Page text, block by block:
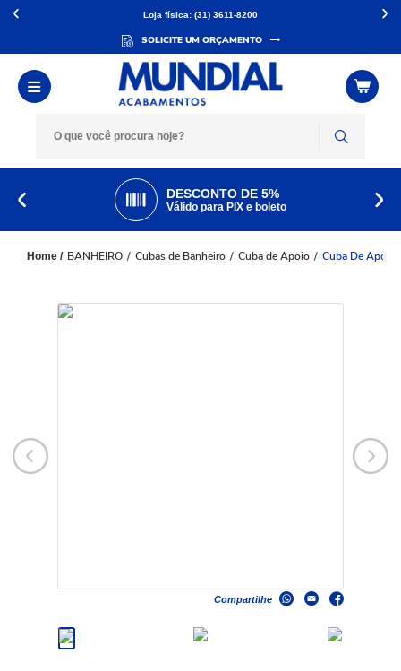
Loja física: (31) 3611-8200
SOLICITE UM ORÇAMENTO
DESCONTO DE 5%
Válido para PIX e boleto
BANHEIRO Cubas de Banheiro Cuba de Apoio Cuba De Apoio
Compartilhe